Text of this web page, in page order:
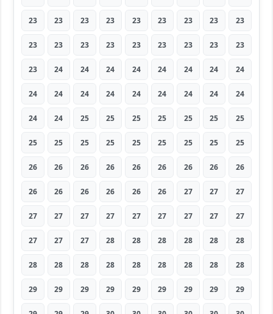
23 23 23 23 23 23 23 23 23
23 23 23 23 23 23 23 23 23
23 24 24 24 24 24 24 24 24
24 24 24 24 24 24 24 24 24
24 24 25 25 25 25 25 25 25
25 25 25 25 25 25 25 25 25
26 26 26 26 26 26 26 26 26
26 26 26 26 26 26 27 27 27
27 27 27 27 27 27 27 27 27
27 27 27 28 28 28 28 28 28
28 28 28 28 28 28 28 28 28
29 29 29 29 29 29 29 29 29